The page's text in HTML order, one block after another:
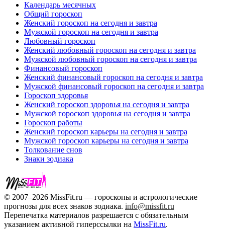
Календарь месячных
Общий гороскоп
Женский гороскоп на сегодня и завтра
Мужской гороскоп на сегодня и завтра
Любовный гороскоп
Женский любовный гороскоп на сегодня и завтра
Мужской любовный гороскоп на сегодня и завтра
Финансовый гороскоп
Женский финансовый гороскоп на сегодня и завтра
Мужской финансовый гороскоп на сегодня и завтра
Гороскоп здоровья
Женский гороскоп здоровья на сегодня и завтра
Мужской гороскоп здоровья на сегодня и завтра
Гороскоп работы
Женский гороскоп карьеры на сегодня и завтра
Мужской гороскоп карьеры на сегодня и завтра
Толкование снов
Знаки зодиака
© 2007–2026 MissFit.ru — гороскопы и астрологические
прогнозы для всех знаков зодиака. info@missfit.ru
Перепечатка материалов разрешается с обязательным
указанием активной гиперссылки на MissFit.ru.